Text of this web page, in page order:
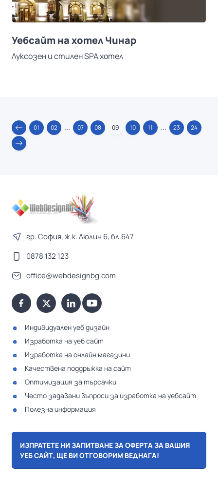
Уебсайт на хотел Чинар
Луксозен и стилен SPA хотел
01 02 ... 07 08 09 10 11 ... 23 24
гр. София, ж.к. Люлин 6, бл.647
0878 132 123
office@webdesignbg.com
Индивидуален уеб дизайн
Изработка на уеб сайт
Изработка на онлайн магазини
Качествена поддръжка на сайт
Оптимизация за търсачки
Често задавани въпроси за изработка на уебсайт
Полезна информация
ИЗПРАТЕТЕ НИ ЗАПИТВАНЕ ЗА ОФЕРТА ЗА ВАШИЯ
УЕБ САЙТ, ЩЕ ВИ ОТГОВОРИМ ВЕДНАГА!